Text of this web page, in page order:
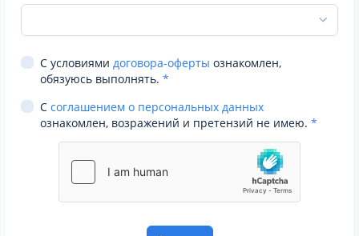
С условиями договора-оферты ознакомлен,
обязуюсь выполнять. *
С соглашением о персональных данных
ознакомлен, возражений и претензий не имею. *